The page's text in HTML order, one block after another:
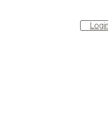
Login